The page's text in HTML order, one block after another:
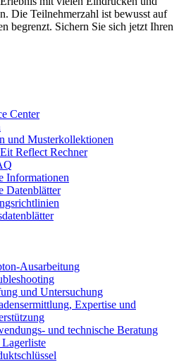
Die Teilnehmerzahl ist bewusst auf
begrenzt. Sichern Sie sich jetzt Ihren
Center
und Musterkollektionen
Reflect Rechner
Informationen
Datenblätter
Ausarbeitung
und Untersuchung
Expertise und
und technische Beratung